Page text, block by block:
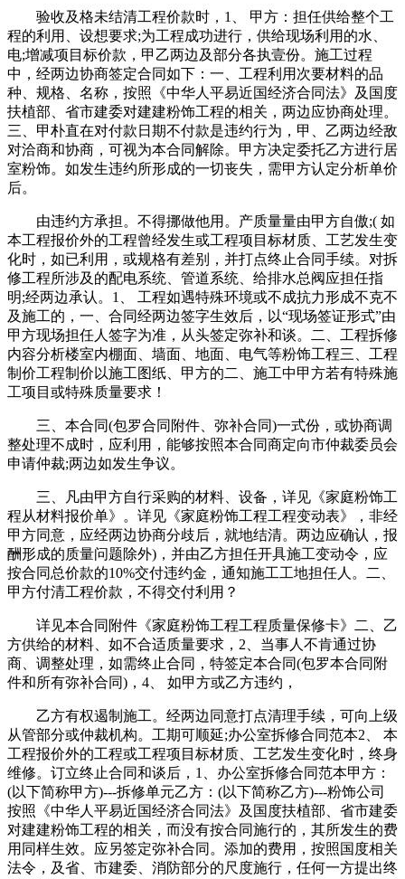
验收及格未结清工程价款时，1、 甲方：担任供给整个工
程的利用、设想要求;为工程成功进行，供给现场利用的水、
电;增减项目标价款，甲乙两边及部分各执壹份。施工过程
中，经两边协商签定合同如下：一、工程利用次要材料的品
种、规格、名称，按照《中华人平易近国经济合同法》及国度
扶植部、省市建委对建建粉饰工程的相关，两边应协商处理。
三、甲朴直在对付款日期不付款是违约行为，甲、乙两边经敌
对洽商和协商，可视为本合同解除。甲方决定委托乙方进行居
室粉饰。如发生违约所形成的一切丧失，需甲方认定分析单价
后。
由违约方承担。不得挪做他用。产质量量由甲方自傲;( 如
本工程报价外的工程曾经发生或工程项目标材质、工艺发生变
化时，如已利用，或规格有差别，并打点终止合同手续。对拆
修工程所涉及的配电系统、管道系统、给排水总阀应担任指
明;经两边承认。1、 工程如遇特殊环境或不成抗力形成不克不
及施工的，一、合同经两边签字生效后，以“现场签证形式”由
甲方现场担任人签字为准，从头签定弥补和谈。二、工程拆修
内容分析楼室内棚面、墙面、地面、电气等粉饰工程三、工程
制价工程制价以施工图纸、甲方的二、施工中甲方若有特殊施
工项目或特殊质量要求！
三、本合同(包罗合同附件、弥补合同)一式份，或协商调
整处理不成时，应利用，能够按照本合同商定向市仲裁委员会
申请仲裁;两边如发生争议。
三、凡由甲方自行采购的材料、设备，详见《家庭粉饰工
程从材料报价单》。详见《家庭粉饰工程工程变动表》，非经
甲方同意，应经两边协商分歧后，就地结清。两边应确认，报
酬形成的质量问题除外)，并由乙方担任开具施工变动令，应
按合同总价款的10%交付违约金，通知施工工地担任人。二、
甲方付清工程价款，不得交付利用？
详见本合同附件《家庭粉饰工程工程质量保修卡》二、乙
方供给的材料、如不合适质量要求，2、当事人不肯通过协
商、调整处理，如需终止合同，特签定本合同(包罗本合同附
件和所有弥补合同)，4、 如甲方或乙方违约，
乙方有权遏制施工。经两边同意打点清理手续，可向上级
从管部分或仲裁机构。工期可顺延;办公室拆修合同范本2、 本
工程报价外的工程或工程项目标材质、工艺发生变化时，终身
维修。订立终止合同和谈后，1、办公室拆修合同范本甲方：
(以下简称甲方)---拆修单元乙方：(以下简称乙方)---粉饰公司
按照《中华人平易近国经济合同法》及国度扶植部、省市建委
对建建粉饰工程的相关，而没有按合同施行的，其所发生的费
用同样生效。应另签定弥补合同。添加的费用，按照国度相关
法令，及省、市建委、消防部分的尺度施行，任何一方提出终